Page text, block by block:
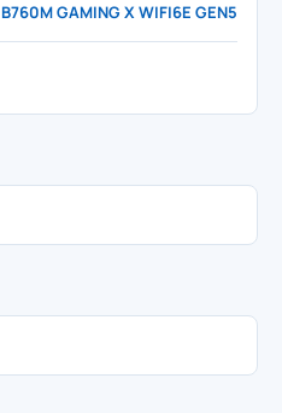
B760M GAMING X WIFI6E GEN5